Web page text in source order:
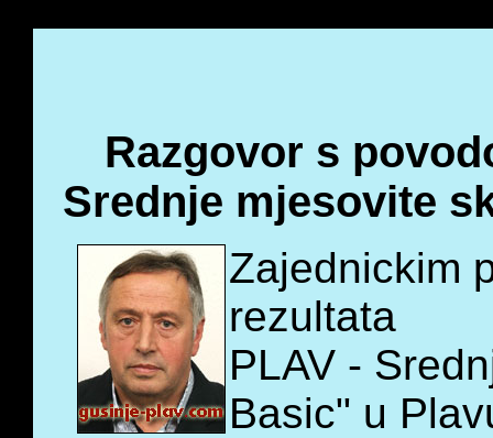
Razgovor s
Srednje mjesovite
Zajednickim
rezultata
PLAV -
Basic" u